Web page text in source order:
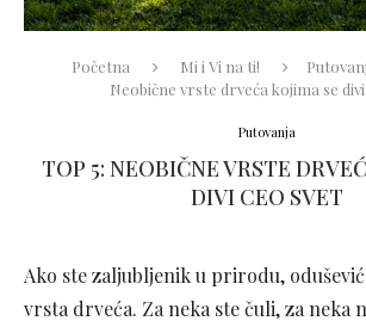
Početna Mi i Vi na ti!
Neobične vrste drveća kojima se
Putovanja
TOP 5: NEOBIČNE VRSTE
DIVI CEO SVET
Ako ste zaljubljenik u prirodu,
vrsta drveća. Za neka ste čuli, za neka